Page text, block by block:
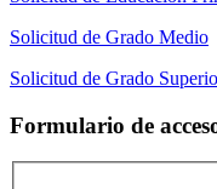
Solicitud de Grado Medio
Solicitud de Grado
Formulario de